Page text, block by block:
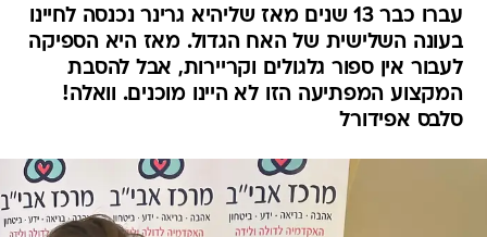
עברו כבר 13 שנים מאז שליהיא גרינר נכנסה לחיינו
בעונה השלישית של האח הגדול. מאז היא הספיקה
לעבור אין ספור גלגולים וקריירות, אבל להסבת
המקצוע המפתיעה הזו לא היינו מוכנים. וואלה!
סלבס אפידורל